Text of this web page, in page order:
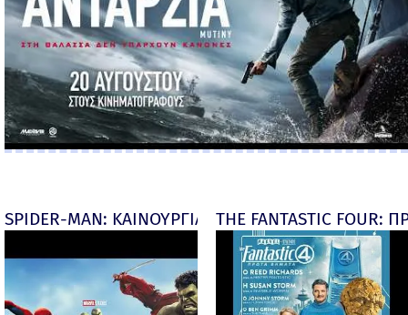
SPIDER-MAN: ΚΑΙΝΟΥΡΓΙΑ ΜΕΡΑ (Spider-Man:
THE FANTASTIC